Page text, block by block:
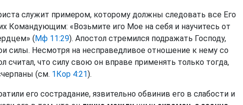
служит примером, которому должны следовать все Его
Командующим: «Возьмите иго Мое на себя и научитесь от
(Мф 11:29). Апостол стремился подражать Господу,
силы. Несмотря на несправедливое отношение к нему со
считал, что силу свою он вправе применять только тогда,
(см. 1Кор 4:21).
его сострадание, язвительно обвинив его в слабости и